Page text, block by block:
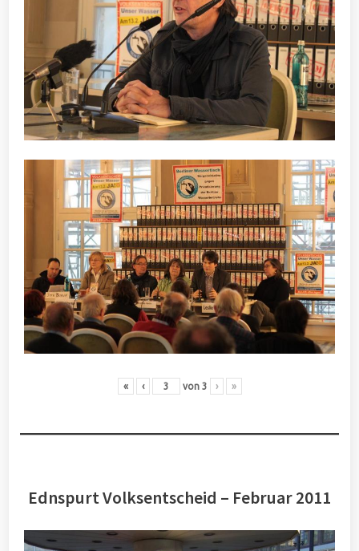
« ‹ von 3 › »
Ednspurt Volksentscheid – Februar 2011